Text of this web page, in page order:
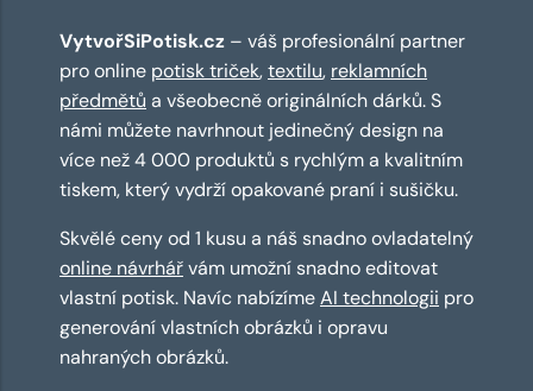
VytvořSiPotisk.cz – váš profesionální partner
pro online potisk triček,textilu, reklamních
předmětů a všeobecně originálních dárků. S
námi můžete navrhnout jedinečný design na
více než 4 000 produktů s rychlým a kvalitním
tiskem, který vydrží opakované praní i sušičku.
Skvělé ceny od 1 kusu a náš snadno ovladatelný
online návrhářvám umožní snadno editovat
vlastní potisk. Navíc nabízímeAI technologii pro
generování vlastních obrázků i opravu
nahraných obrázků.